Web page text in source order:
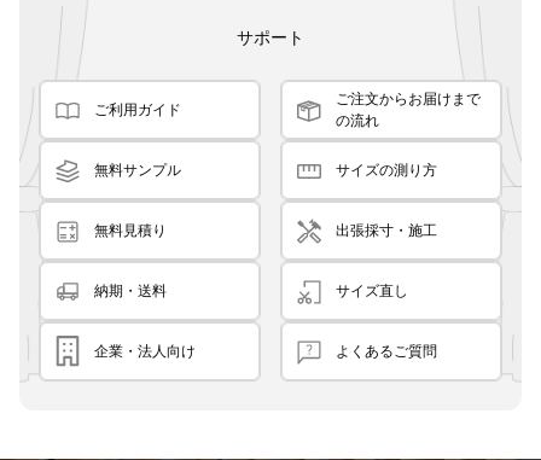
サポート
ご利用ガイド
ご注文からお届けまで
の流れ
無料サンプル サイズの測り方
無料見積り 出張採寸・施工
納期・送料 サイズ直し
企業・法人向け よくあるご質問